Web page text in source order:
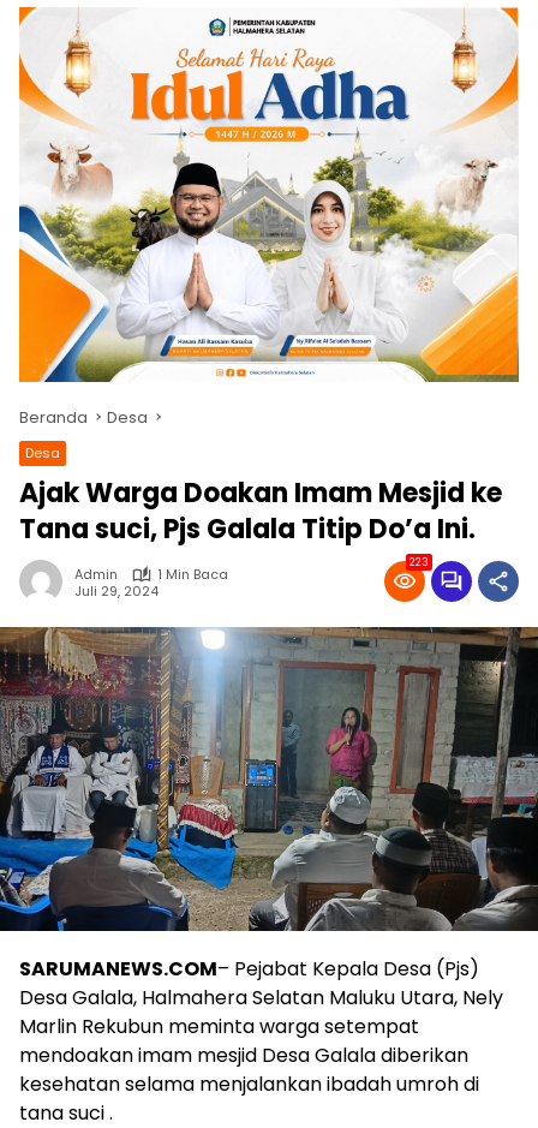
Beranda Desa
Desa
Ajak Warga Doakan Imam Mesjid ke
Tana suci, Pjs Galala Titip Do’a Ini.
Admin
1 Min Baca
Juli 29, 2024
223
SARUMANEWS.COM– Pejabat Kepala Desa (Pjs)
Desa Galala, Halmahera Selatan Maluku Utara, Nely
Marlin Rekubun meminta warga setempat
mendoakan imam mesjid Desa Galala diberikan
kesehatan selama menjalankan ibadah umroh di
tana suci .